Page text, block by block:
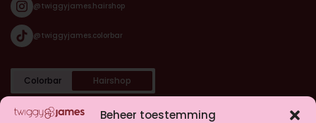
Beheer toestemming
Colorbar Hairshop
@twiggyjames.hairshop
@twiggyjames.colorbar
Categorieën